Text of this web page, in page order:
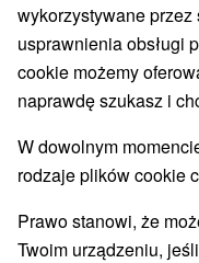
Wybierz
Najlepiej
1.
wykorzystywane
usprawnienia obsługi
cookie możemy
naprawdę szukasz i
W dowolnym
rodzaje plików cookie
Prawo stanowi, że
Twoim urządzeniu,